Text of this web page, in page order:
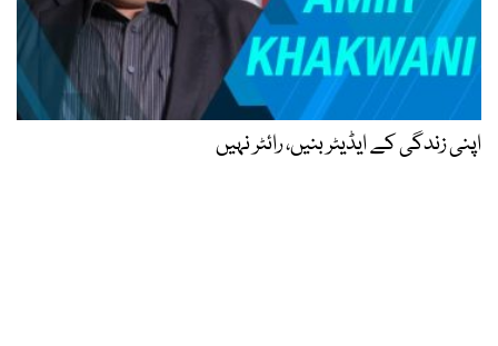
اپنی زندگی کے ایڈیٹر بنیں، رائٹر نہیں